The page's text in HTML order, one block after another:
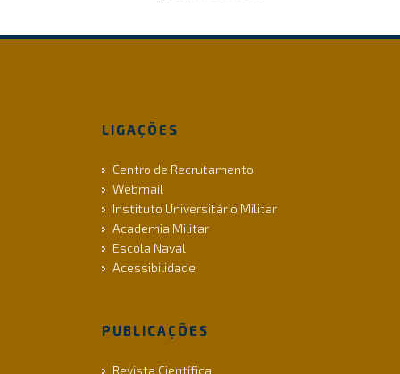
LIGAÇÕES
Centro de Recrutamento
Webmail
Instituto Universitário Militar
Academia Militar
Escola Naval
Acessibilidade
PUBLICAÇÕES
Revista Científica